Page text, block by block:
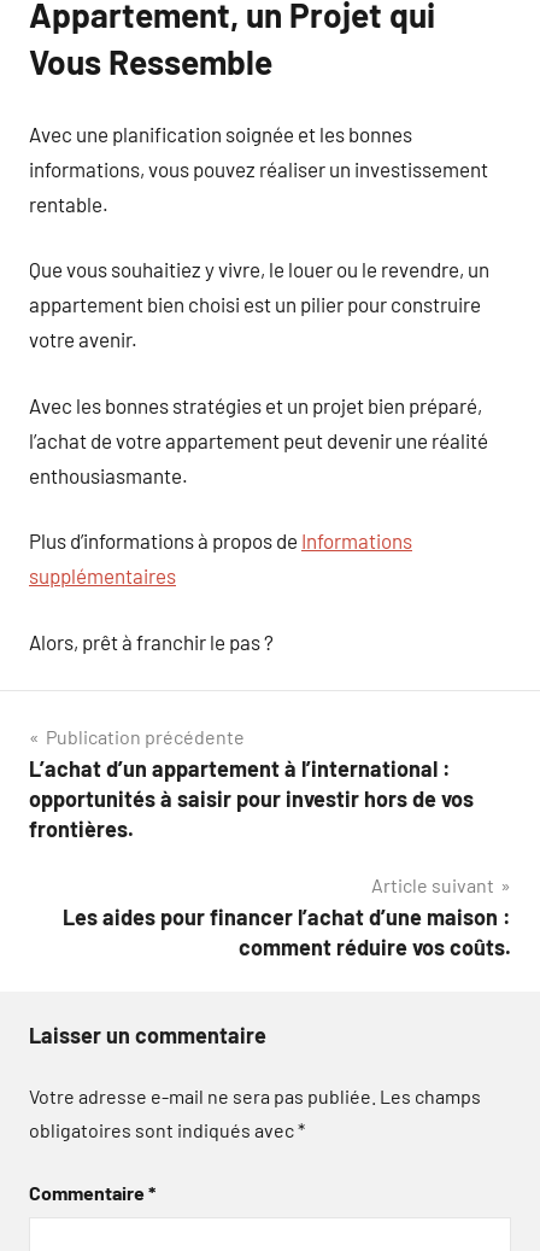
Appartement, un Projet qui
Vous Ressemble
Avec une planification soignée et les bonnes
informations, vous pouvez réaliser un investissement
rentable.
Que vous souhaitiez y vivre, le louer ou le revendre, un
appartement bien choisi est un pilier pour construire
votre avenir.
Avec les bonnes stratégies et un projet bien préparé,
l’achat de votre appartement peut devenir une réalité
enthousiasmante.
Plus d’informations à propos de Informations
supplémentaires
Alors, prêt à franchir le pas ?
Navigation
de
l’article
Publication précédente
L’achat d’un appartement à l’international :
opportunités à saisir pour investir hors de vos
frontières.
Article suivant
Les aides pour financer l’achat d’une maison :
comment réduire vos coûts.
Laisser un commentaire
Votre adresse e-mail ne sera pas publiée. Les champs
obligatoires sont indiqués avec*
Commentaire*